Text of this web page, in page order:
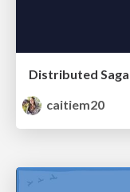
caitiem20